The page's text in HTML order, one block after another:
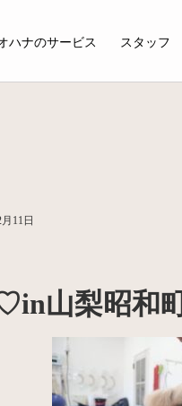
ハナのサービス スタッフ
11日
山梨昭和町